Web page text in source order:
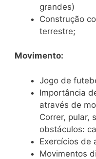
grandes)
Construção
terrestre;
Movimento:
Jogo de
Importância
através de
Correr, pular,
obstáculos:
Exercícios de
Movimentos